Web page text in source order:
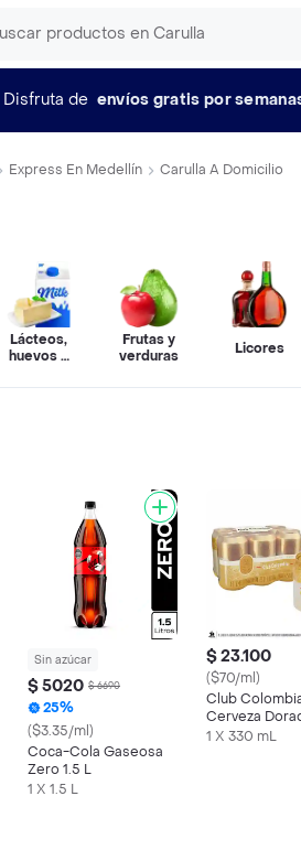
Disfruta de envíos gratis por
Express En Medellín Carulla A Domicilio
Lácteos,
huevos y
Frutas y
verduras
Licores
Sin azúcar
$ 5020 $ 6690
25%
($3.35/ml)
Coca-Cola Gaseosa
Zero 1.5 L
1 X 1.5 L
$ 23.100
($70/ml)
Club
Cerveza
Lata 330 ML
1 X 330 mL